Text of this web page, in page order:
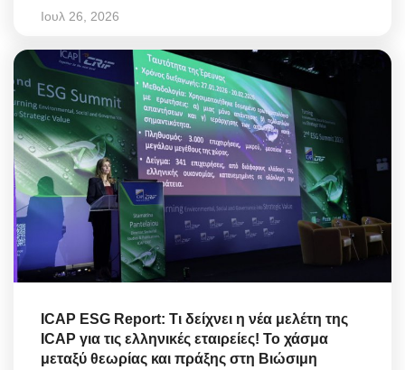
Ιουλ 26, 2026
ICAP ESG Report: Τι δείχνει η νέα μελέτη της
ICAP για τις ελληνικές εταιρείες! Το χάσμα
μεταξύ θεωρίας και πράξης στη Βιώσιμη